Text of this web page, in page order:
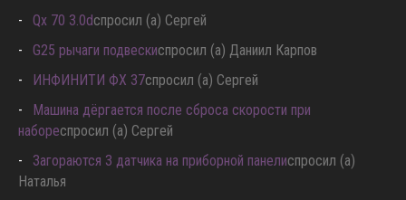
Qx 70 3.0dспросил (а) Сергей
G25 рычаги подвескиспросил (а) Даниил Карпов
ИНФИНИТИ ФХ 37спросил (а) Сергей
Машина дёргается после сброса скорости при
набореспросил (а) Сергей
Загораются 3 датчика на приборной панелиспросил (а)
Наталья